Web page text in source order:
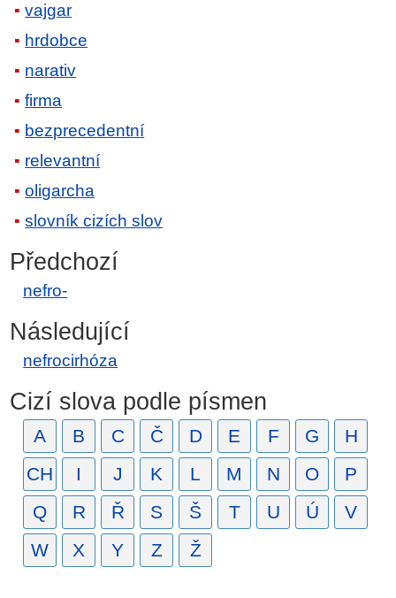
vajgar
hrdobce
narativ
firma
bezprecedentní
relevantní
oligarcha
slovník cizích slov
Předchozí
nefro-
Následující
nefrocirhóza
Cizí slova podle písmen
A B C Č D E F G
H
CH
I J K L M N O
P
Q
R Ř S Š T U Ú
V
W
X Y Z Ž